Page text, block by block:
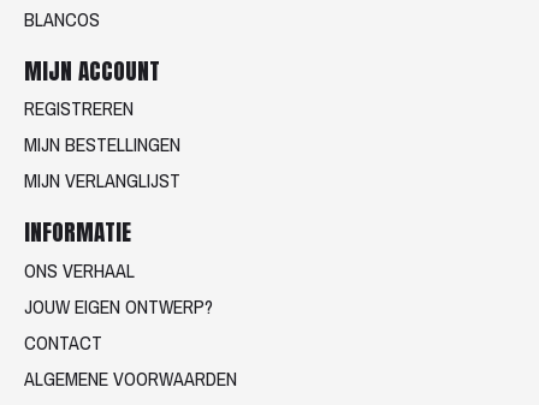
BLANCOS
MIJN ACCOUNT
REGISTREREN
MIJN BESTELLINGEN
MIJN VERLANGLIJST
INFORMATIE
ONS VERHAAL
JOUW EIGEN ONTWERP?
CONTACT
ALGEMENE VOORWAARDEN